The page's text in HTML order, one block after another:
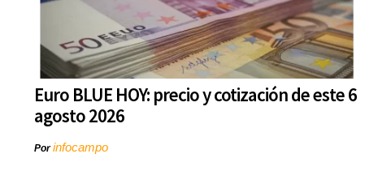
Euro BLUE HOY: precio y cotización de este 6
agosto 2026
Porinfocampo